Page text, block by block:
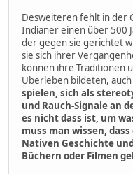
Desweiteren fehlt in der
Indianer einen über 500
der gegen sie gerichtet
sie sich ihrer
können ihre Traditionen
Überleben bildeten, auch
spielen, sich als
und Rauch-Signale an
es nicht dass ist, um
muss man wissen,
Nativen Geschichte
Büchern oder Filmen